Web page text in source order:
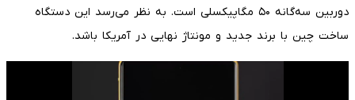
دوربین سه‌گانه ۵۰ مگاپیکسلی است. به نظر می‌رسد این دستگاه
ساخت چین با برند جدید و مونتاژ نهایی در آمریکا باشد.